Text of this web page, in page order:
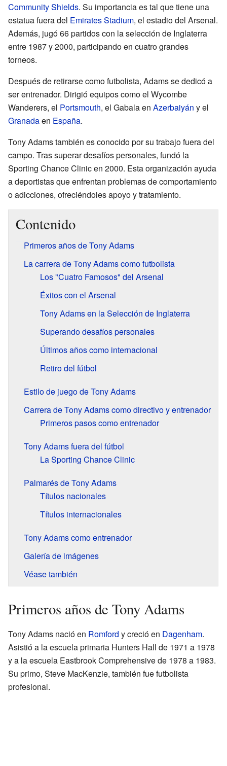
Community Shields. Su importancia es tal que tiene una
estatua fuera del Emirates Stadium, el estadio del Arsenal.
Además, jugó 66 partidos con la selección de Inglaterra
entre 1987 y 2000, participando en cuatro grandes
torneos.
Después de retirarse como futbolista, Adams se dedicó a
ser entrenador. Dirigió equipos como el Wycombe
Wanderers, el Portsmouth, el Gabala en Azerbaiyán y el
Granadaen España.
Tony Adams también es conocido por su trabajo fuera del
campo. Tras superar desafíos personales, fundó la
Sporting Chance Clinic en 2000. Esta organización ayuda
a deportistas que enfrentan problemas de comportamiento
o adicciones, ofreciéndoles apoyo y tratamiento.
Contenido
Primeros años de Tony Adams
La carrera de Tony Adams como futbolista
Los "Cuatro Famosos" del Arsenal
Éxitos con el Arsenal
Tony Adams en la Selección de Inglaterra
Superando desafíos personales
Últimos años como internacional
Retiro del fútbol
Estilo de juego de Tony Adams
Carrera de Tony Adams como directivo y entrenador
Primeros pasos como entrenador
Tony Adams fuera del fútbol
La Sporting Chance Clinic
Palmarés de Tony Adams
Títulos nacionales
Títulos internacionales
Tony Adams como entrenador
Galería de imágenes
Véase también
Primeros años de Tony Adams
Tony Adams nació en Romford y creció en Dagenham.
Asistió a la escuela primaria Hunters Hall de 1971 a 1978
y a la escuela Eastbrook Comprehensive de 1978 a 1983.
Su primo, Steve MacKenzie, también fue futbolista
profesional.